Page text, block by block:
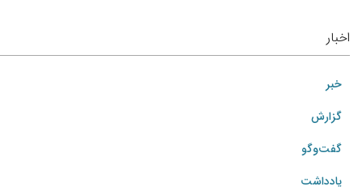
اخبار
خبر
گزارش
گفت‌وگو
یادداشت